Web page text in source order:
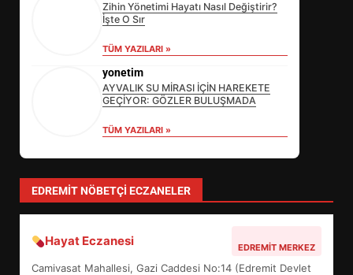
Zihin Yönetimi Hayatı Nasıl Değiştirir?
İşte O Sır
TÜM YAZILARI »
yonetim
AYVALIK SU MİRASI İÇİN HAREKETE
GEÇİYOR: GÖZLER BULUŞMADA
TÜM YAZILARI »
EDREMIT NÖBETÇI ECZANELER
Hayat Eczanesi EDREMIT MERKEZ
Camivasat Mahallesi, Gazi Caddesi No:14 (Edremit Devlet
3
EİB’DE KRİTİK ATAMA:
SÜRDÜRÜLEBİLİRLİKTE NE
EDREMİT’İN GURURU TÜRKİYE
FİNALİNDE NE BAŞARDI?